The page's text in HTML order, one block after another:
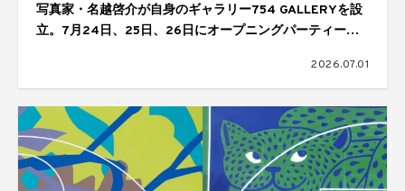
写真家・名越啓介が自身のギャラリー754 GALLERYを設
立。7月24日、25日、26日にオープニングパーティーを
2026.07.01